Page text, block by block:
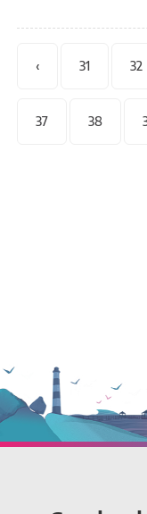
‹ 31 32
37 38